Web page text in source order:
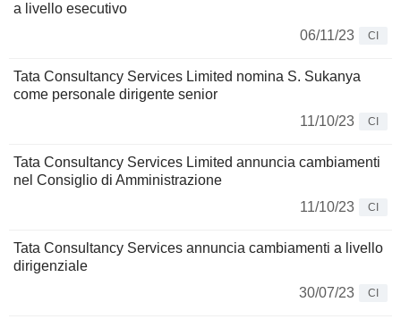
a livello esecutivo
06/11/23
CI
Tata Consultancy Services Limited nomina S. Sukanya
come personale dirigente senior
11/10/23
CI
Tata Consultancy Services Limited annuncia cambiamenti
nel Consiglio di Amministrazione
11/10/23
CI
Tata Consultancy Services annuncia cambiamenti a livello
dirigenziale
30/07/23
CI